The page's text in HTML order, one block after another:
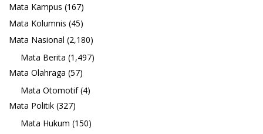
Mata Kampus (167)
Mata Kolumnis (45)
Mata Nasional (2,180)
Mata Berita (1,497)
Mata Olahraga (57)
Mata Otomotif(4)
Mata Politik (327)
Mata Hukum (150)